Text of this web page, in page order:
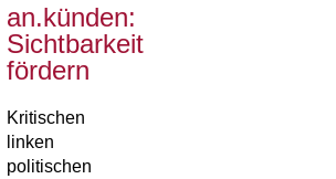
an.künden:
Sichtbarkeit
fördern
Kritischen
linken
politischen